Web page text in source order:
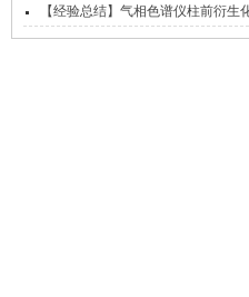
一个习惯很重要！
【经验总结】气相色谱仪柱前衍生
的常见方法总汇